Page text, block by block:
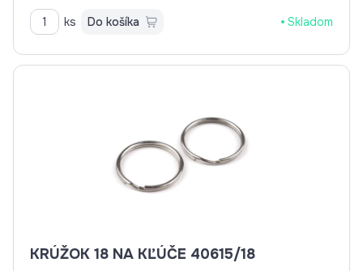
ks Do košíka Skladom
KRÚŽOK 18 NA KĽÚČE 40615/18